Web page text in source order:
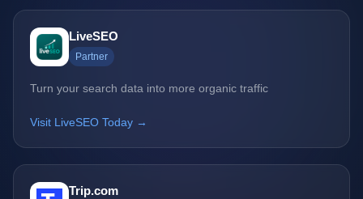
LiveSEO
Partner
Turn your search data into more organic traffic
Visit LiveSEO Today →
Trip.com